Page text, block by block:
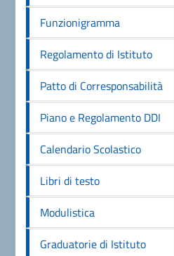
Funzionigramma
Regolamento di Istituto
Patto di Corresponsabilità
Piano e Regolamento DDI
Calendario Scolastico
Libri di testo
Modulistica
Graduatorie di Istituto